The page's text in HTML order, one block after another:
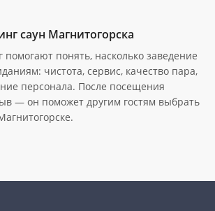
саун Магнитогорска
понять, насколько заведение
чистота, сервис, качество пара,
персонала. После посещения
— он поможет другим гостям выбрать